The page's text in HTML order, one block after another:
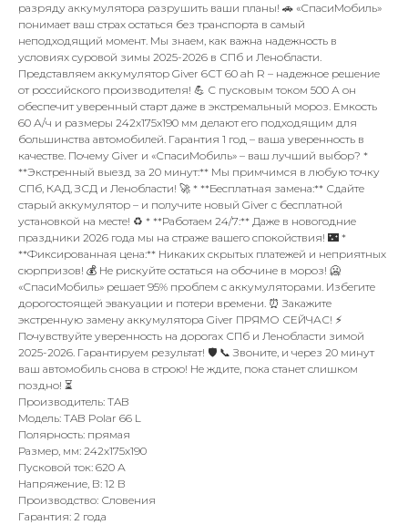
разряду аккумулятора разрушить ваши планы! 🚗 «СпасиМобиль»
понимает ваш страх остаться без транспорта в самый
неподходящий момент. Мы знаем, как важна надежность в
условиях суровой зимы 2025-2026 в СПб и Ленобласти.
Представляем аккумулятор Giver 6СТ 60 ah R – надежное решение
от российского производителя! 💪 С пусковым током 500 А он
обеспечит уверенный старт даже в экстремальный мороз. Емкость
60 А/ч и размеры 242x175x190 мм делают его подходящим для
большинства автомобилей. Гарантия 1 год – ваша уверенность в
качестве. Почему Giver и «СпасиМобиль» – ваш лучший выбор? *
**Экстренный выезд за 20 минут:** Мы примчимся в любую точку
СПб, КАД, ЗСД и Ленобласти! 🚀 * **Бесплатная замена:** Сдайте
старый аккумулятор – и получите новый Giver с бесплатной
установкой на месте! ♻️ * **Работаем 24/7:** Даже в новогодние
праздники 2026 года мы на страже вашего спокойствия! 🌃 *
**Фиксированная цена:** Никаких скрытых платежей и неприятных
сюрпризов! 💰 Не рискуйте остаться на обочине в мороз! 🥶
«СпасиМобиль» решает 95% проблем с аккумуляторами. Избегите
дорогостоящей эвакуации и потери времени. ⏰ Закажите
экстренную замену аккумулятора Giver ПРЯМО СЕЙЧАС! ⚡️
Почувствуйте уверенность на дорогах СПб и Ленобласти зимой
2025-2026. Гарантируем результат! 🛡️ 📞 Звоните, и через 20 минут
ваш автомобиль снова в строю! Не ждите, пока станет слишком
поздно! ⏳
Производитель: TAB
Модель: TAB Polar 66 L
Полярность: прямая
Размер, мм: 242x175x190
Пусковой ток: 620 А
Напряжение, В: 12 В
Производство: Словения
Гарантия: 2 года